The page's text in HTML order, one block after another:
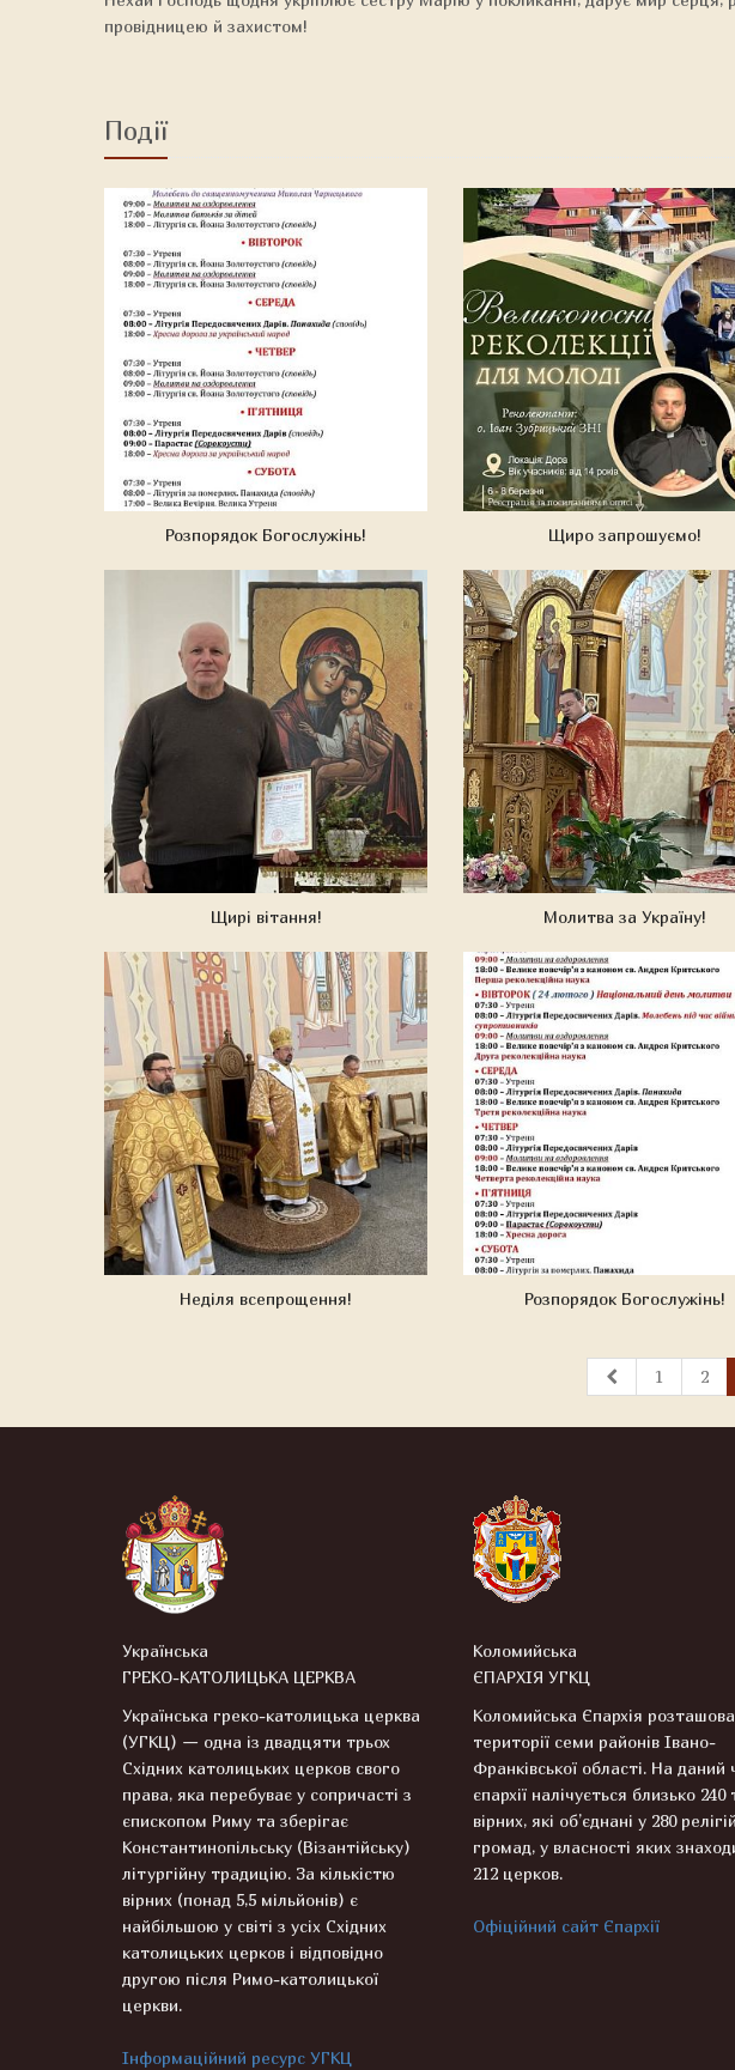
провідницею й захистом!
Події
Розпорядок Богослужінь! Щиро запрошуємо!
Щирі вітання! Молитва за Україну!
Неділя всепрощення! Розпорядок Богослужінь!
1 2
Українська
ГРЕКО-КАТОЛИЦЬКА ЦЕРКВА
Українська греко-католицька церква
(УГКЦ) — одна із двадцяти трьох
Східних католицьких церков свого
права, яка перебуває у сопричасті з
єпископом Риму та зберігає
Константинопільську (Візантійську)
літургійну традицію. За кількістю
вірних (понад 5,5 мільйонів) є
найбільшою у світі з усіх Східних
католицьких церков і відповідно
другою після Римо-католицької
церкви.
Інформаційний ресурс УГКЦ
Коломийська
ЄПАРХІЯ УГКЦ
Коломийська Єпархія
території семи районів Івано-
Франківської області. На даний
єпархії налічується близько 240
вірних, які об’єднані у 280
громад, у власності яких
212 церков.
Офіційний сайт Єпархії